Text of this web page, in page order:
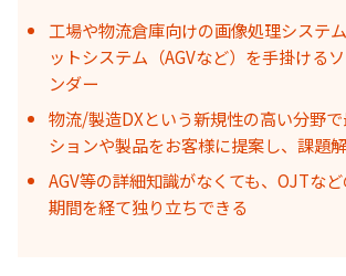
工場や物流倉庫向けの画像処理システ
ットシステム（AGVなど）を手掛ける
ンダー
物流/製造DXという新規性の高い分野
ションや製品をお客様に提案し、課題
AGV等の詳細知識がなくても、OJTな
期間を経て独り立ちできる